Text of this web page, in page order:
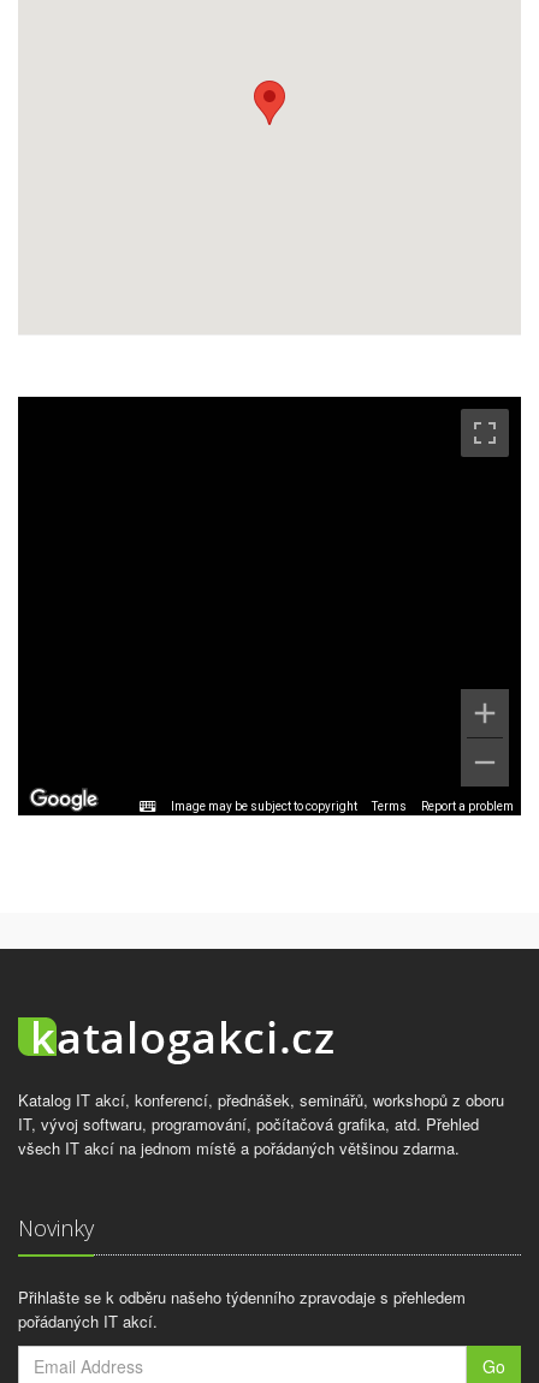
Image may be subject to copyright Terms Report a problem
Katalog IT akcí, konferencí, přednášek, seminářů, workshopů z oboru
IT, vývoj softwaru, programování, počítačová grafika, atd. Přehled
všech IT akcí na jednom místě a pořádaných většinou zdarma.
Novinky
Přihlašte se k odběru našeho týdenního zpravodaje s přehledem
pořádaných IT akcí.
Go